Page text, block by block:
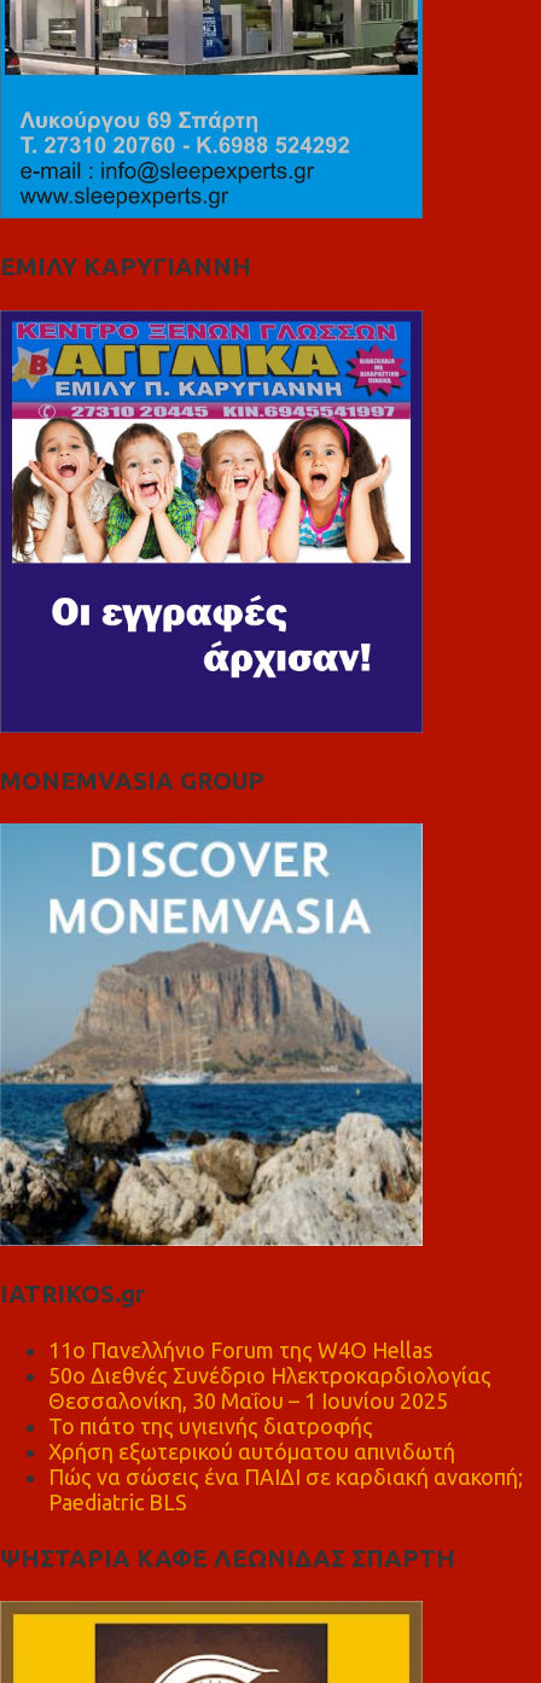
ΕΜΙΛΥ ΚΑΡΥΓΙΑΝΝΗ
MONEMVASIA GROUP
IATRIKOS.gr
11ο Πανελλήνιο Forum της W4O Hellas
50ο Διεθνές Συνέδριο Ηλεκτροκαρδιολογίας
Θεσσαλονίκη, 30 Μαΐου – 1 Ιουνίου 2025
Το πιάτο της υγιεινής διατροφής
Χρήση εξωτερικού αυτόματου απινιδωτή
Πώς να σώσεις ένα ΠΑΙΔΙ σε καρδιακή ανακοπή;
Paediatric BLS
ΨΗΣΤΑΡΙΑ ΚΑΦΕ ΛΕΩΝΙΔΑΣ ΣΠΑΡΤΗ